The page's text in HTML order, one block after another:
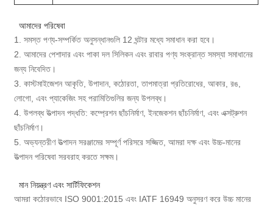
আমাদের পরিষেবা
1. সমস্ত পণ্য-সম্পর্কিত অনুসন্ধানগুলি 12 ঘন্টার মধ্যে সমাধান করা হবে।
2. আমাদের পেশাদার এবং পাকা দল সিলিকন এবং রাবার পণ্য সংক্রান্ত সমস্যা সমাধানের
জন্য নিবেদিত।
3. কাস্টমাইজেশন আকৃতি, উপাদান, কঠোরতা, তাপমাত্রা প্রতিরোধের, আকার, রঙ,
লোগো, এবং প্যাকেজিং সহ পরামিতিগুলির জন্য উপলব্ধ।
4. উপলব্ধ উত্পাদন পদ্ধতি: কম্প্রেশন ছাঁচনির্মাণ, ইনজেকশন ছাঁচনির্মাণ, এবং এক্সট্রুশন
ছাঁচনির্মাণ।
5. অভ্যন্তরীণ উত্পাদন সরঞ্জামের সম্পূর্ণ পরিসরে সজ্জিত, আমরা দক্ষ এবং উচ্চ-মানের
উত্পাদন পরিষেবা সরবরাহ করতে সক্ষম।
মান নিয়ন্ত্রণ এবং সার্টিফিকেশন
আমরা কঠোরভাবে ISO 9001:2015 এবং IATF 16949 অনুসরণ করে উচ্চ মানের